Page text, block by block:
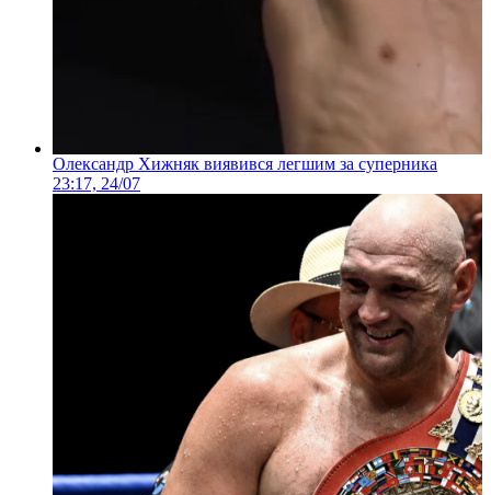
Олександр Хижняк виявився легшим за суперника
23:17, 24/07